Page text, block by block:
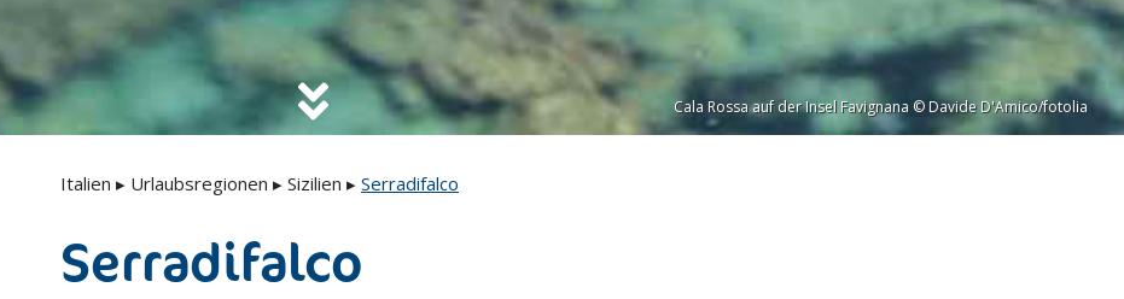
Cala Rossa auf der Insel Favignana © Davide D'Amico/fotolia
Italien ▸ Urlaubsregionen ▸ Sizilien ▸ Serradifalco
Serradifalco